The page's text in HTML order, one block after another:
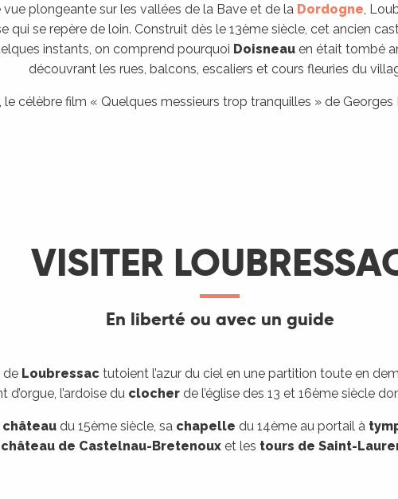
vue plongeante sur les vallées de la Bave et de la Dordogne,
qui se repère de loin. Construit dès le 13ème siècle, cet ancien
instants, on comprend pourquoi Doisneau en était tombé
découvrant les rues, balcons, escaliers et cours fleuries du
le célèbre film « Quelques messieurs trop tranquilles » de
VISITER
En liberté ou avec un guide
de Loubressac tutoient l’azur du ciel en une partition toute en
l’ardoise du clocher de l’église des 13 et 16ème siècle
château du 15ème siècle, sa chapelle du 14ème au portail à
château de Castelnau-Bretenoux et les tours de Saint-